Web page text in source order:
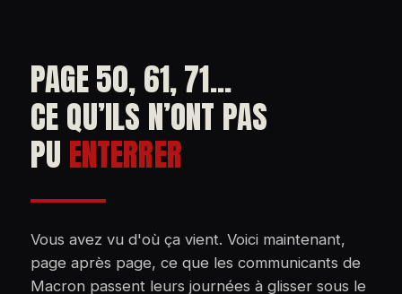
PAGE 50, 61, 71...
CE QU’ILS N’ONT PAS
PU ENTERRER
Vous avez vu d'où ça vient. Voici maintenant,
page après page, ce que les communicants de
Macron passent leurs journées à glisser sous le